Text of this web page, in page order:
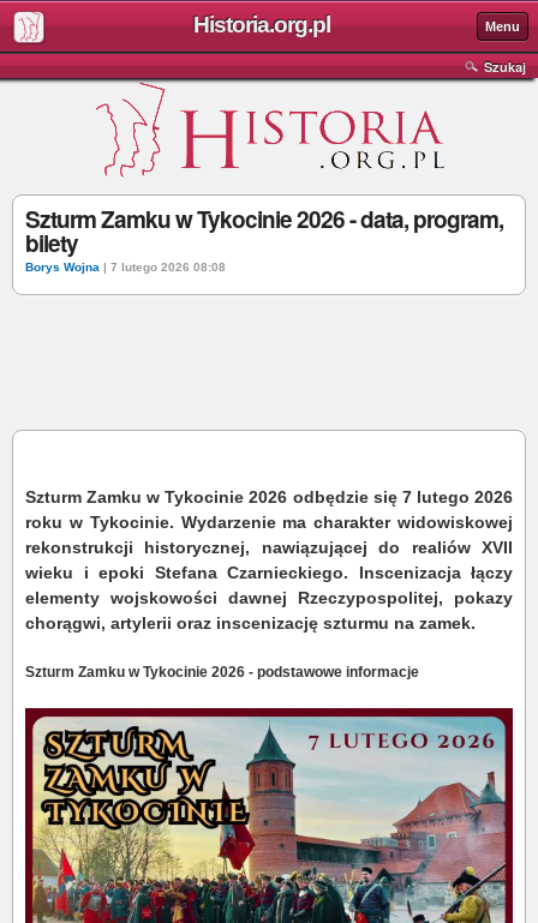
Historia.org.pl Menu
Szukaj
Szturm Zamku w Tykocinie 2026 - data, program,
bilety
Borys Wojna | 7 lutego 2026 08:08
Szturm Zamku w Tykocinie 2026 odbędzie się 7 lutego 2026
roku w Tykocinie. Wydarzenie ma charakter widowiskowej
rekonstrukcji historycznej, nawiązującej do realiów XVII
wieku i epoki Stefana Czarnieckiego. Inscenizacja łączy
elementy wojskowości dawnej Rzeczypospolitej, pokazy
chorągwi, artylerii oraz inscenizację szturmu na zamek.
Szturm Zamku w Tykocinie 2026 - podstawowe informacje